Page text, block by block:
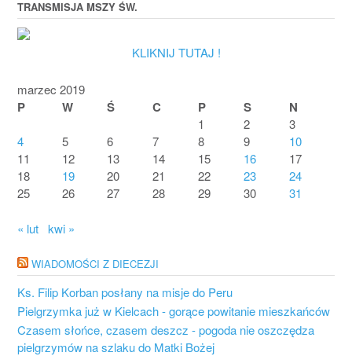
TRANSMISJA MSZY ŚW.
KLIKNIJ TUTAJ !
marzec 2019
P W Ś C P S N
1 2
3
4
5 6 7 8 9
10
11
12 13 14 15 16
17
18
19 20 21 22 23
24
25
26 27 28 29 30 31
« lut kwi »
WIADOMOŚCI Z DIECEZJI
Ks. Filip Korban posłany na misje do Peru
Pielgrzymka już w Kielcach - gorące powitanie mieszkańców
Czasem słońce, czasem deszcz - pogoda nie oszczędza
pielgrzymów na szlaku do Matki Bożej